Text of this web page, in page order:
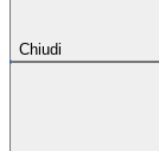
Chiudi